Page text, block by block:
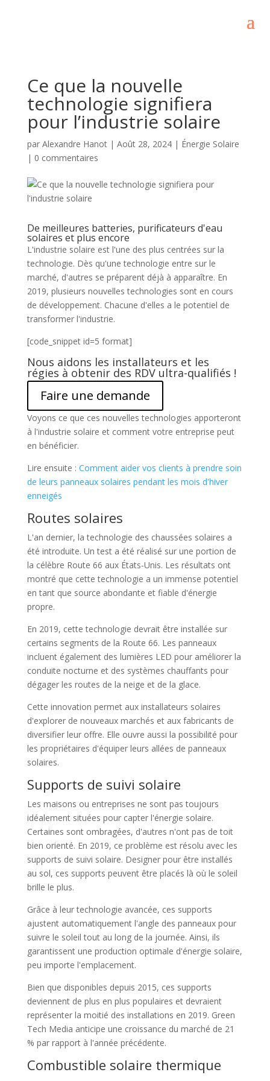
Ce que la nouvelle
technologie signifiera
pour l’industrie solaire
par Alexandre Hanot| Août 28, 2024| Énergie Solaire
| 0 commentaires
De meilleures batteries, purificateurs d'eau
solaires et plus encore
L'industrie solaire est l'une des plus centrées sur la
technologie. Dès qu'une technologie entre sur le
marché, d'autres se préparent déjà à apparaître. En
2019, plusieurs nouvelles technologies sont en cours
de développement. Chacune d'elles a le potentiel de
transformer l'industrie.
[code_snippet id=5 format]
Nous aidons les installateurs et les
régies à obtenir des RDV ultra-qualifiés !
Faire une demande
Voyons ce que ces nouvelles technologies apporteront
à l'industrie solaire et comment votre entreprise peut
en bénéficier.
Lire ensuite : Comment aider vos clients à prendre soin
de leurs panneaux solaires pendant les mois d'hiver
enneigés
Routes solaires
L'an dernier, la technologie des chaussées solaires a
été introduite. Un test a été réalisé sur une portion de
la célèbre Route 66 aux États-Unis. Les résultats ont
montré que cette technologie a un immense potentiel
en tant que source abondante et fiable d'énergie
propre.
En 2019, cette technologie devrait être installée sur
certains segments de la Route 66. Les panneaux
incluent également des lumières LED pour améliorer la
conduite nocturne et des systèmes chauffants pour
dégager les routes de la neige et de la glace.
Cette innovation permet aux installateurs solaires
d'explorer de nouveaux marchés et aux fabricants de
diversifier leur offre. Elle ouvre aussi la possibilité pour
les propriétaires d'équiper leurs allées de panneaux
solaires.
Supports de suivi solaire
Les maisons ou entreprises ne sont pas toujours
idéalement situées pour capter l'énergie solaire.
Certaines sont ombragées, d'autres n'ont pas de toit
bien orienté. En 2019, ce problème est résolu avec les
supports de suivi solaire. Designer pour être installés
au sol, ces supports peuvent être placés là où le soleil
brille le plus.
Grâce à leur technologie avancée, ces supports
ajustent automatiquement l'angle des panneaux pour
suivre le soleil tout au long de la journée. Ainsi, ils
garantissent une production optimale d'énergie solaire,
peu importe l'emplacement.
Bien que disponibles depuis 2015, ces supports
deviennent de plus en plus populaires et devraient
représenter la moitié des installations en 2019. Green
Tech Media anticipe une croissance du marché de 21
% par rapport à l'année précédente.
Combustible solaire thermique